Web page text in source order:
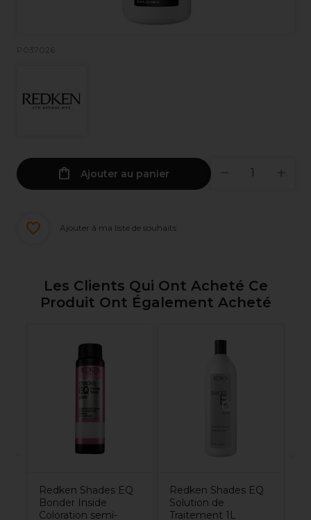
P037026
Ajouter au panier
Ajouter à ma liste de souhaits
Les Clients Qui Ont Acheté Ce
Produit Ont Également Acheté
Redken Shades EQ
Bonder Inside
Coloration semi-
Redken Shades EQ
Solution de
Traitement 1L